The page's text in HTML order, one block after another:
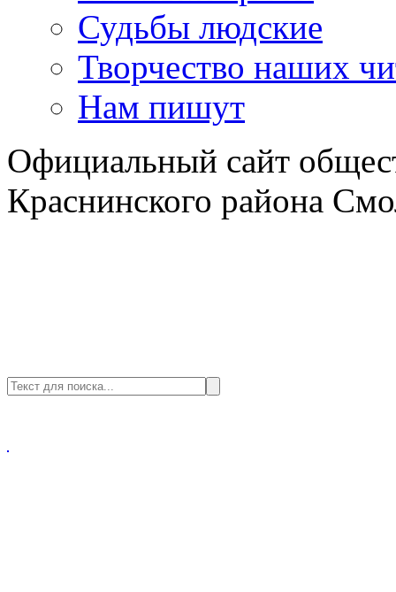
Судьбы людские
Творчество наших
Нам пишут
Официальный сайт
Краснинского района